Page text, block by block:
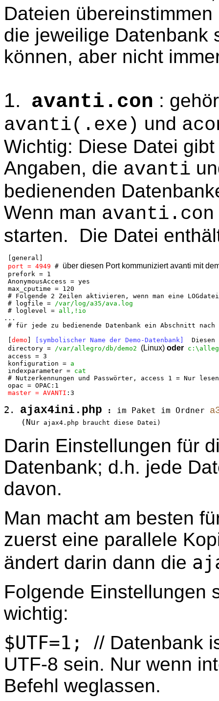
Dateien
die jeweilige Datenbank
können, aber nicht
1. avanti.con :
avanti(.exe) und
Wichtig: Diese Datei
Angaben, die avanti
bedienenden
Wenn man avanti.con
starten. Die Datei
[general]
port = 4949 # über diesen Port kommuniziert avanti mit
prefork = 1
AnonymousAccess = yes
max_cputime = 120
# Folgende 2 Zeilen aktivieren, wenn man eine
# logfile = /var/log/a35/ava.log
# loglevel = all,!io
...
# für jede zu bedienende Datenbank ein Abschnitt nach
demo [symbolischer Name der Demo-Datenbank]
Diesen
directory = /var/allegro/db/demo2 (Linux) oder
access = 3
konfiguration = a
indexparameter = cat
# Nutzerkennungen und Passwörter, access 1 = Nur
opac = OPAC:1
master = AVANTI :3
2. ajax4ini.php : im Paket im Ordner
   (Nu
r ajax4.php braucht diese Datei)
Darin Einstellungen für
Datenbank; d.h. jede
davon.
Man macht am besten
zuerst eine parallele
ändert darin dann die
Folgende
wichtig:
$UTF=1; // Datenbank
UTF-8 sein. Nur wenn
Befehl weglassen.